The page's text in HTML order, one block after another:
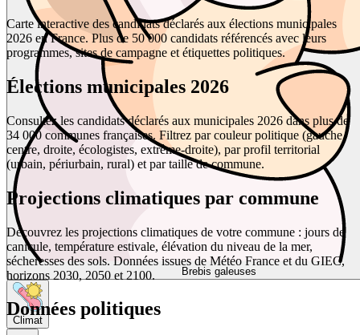
Brebis galeuses
Climat
Carte interactive des candidats déclarés aux élections municipales
2026 en France. Plus de 50 000 candidats référencés avec leurs
programmes, sites de campagne et étiquettes politiques.
Élections municipales 2026
Consultez les candidats déclarés aux municipales 2026 dans plus de
34 000 communes françaises. Filtrez par couleur politique (gauche,
centre, droite, écologistes, extrême-droite), par profil territorial
(urbain, périurbain, rural) et par taille de commune.
Projections climatiques par commune
Découvrez les projections climatiques de votre commune : jours de
canicule, température estivale, élévation du niveau de la mer,
sécheresses des sols. Données issues de Météo France et du GIEC,
horizons 2030, 2050 et 2100.
Données politiques